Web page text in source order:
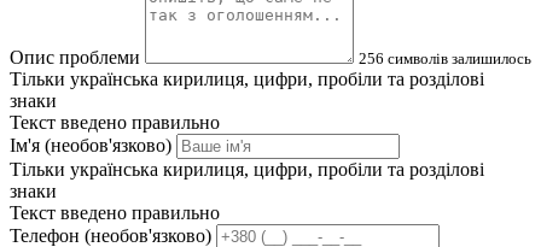
Опис проблеми 256 символів залишилось
Тільки українська кирилиця, цифри, пробіли та розділові
знаки
Текст введено правильно
Ім'я (необов'язково)
Тільки українська кирилиця, цифри, пробіли та розділові
знаки
Текст введено правильно
Телефон (необов'язково)